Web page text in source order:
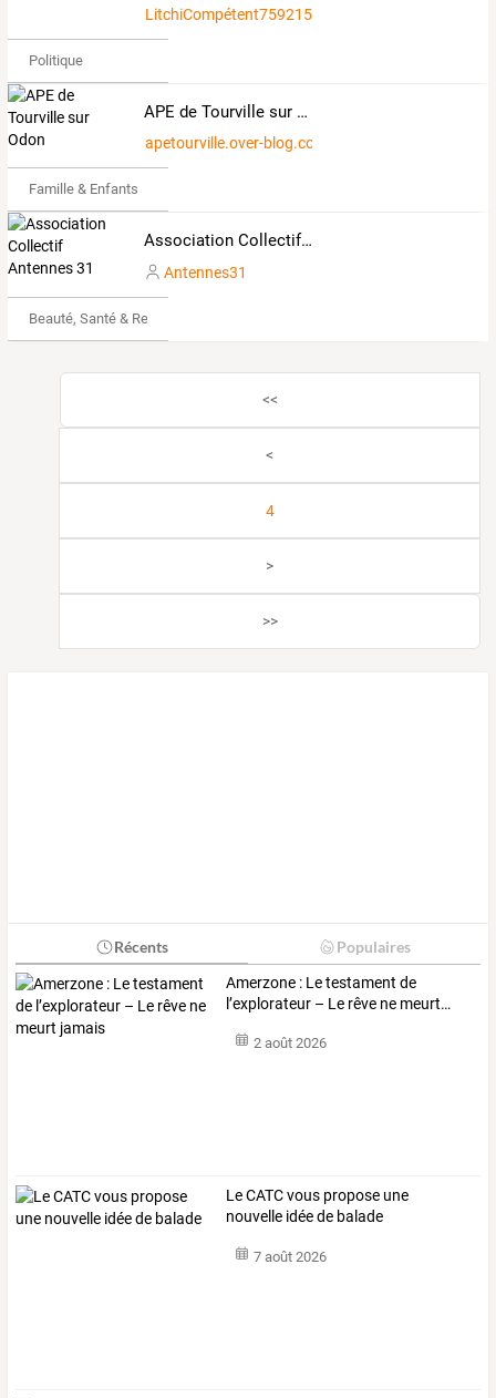
LitchiCompétent759215
Politique
APE de Tourville sur Odon
apetourville.over-blog.com
Famille & Enfants
Association Collectif Antennes 31
Antennes31
Beauté, Santé & Remise en forme
<<
<
4
>
>>
Récents Populaires
Amerzone : Letestament de
l’explorateur – Le rêve ne meurt…
2 août 2026
Le CATC vous propose une
nouvelle idée de balade
7 août 2026